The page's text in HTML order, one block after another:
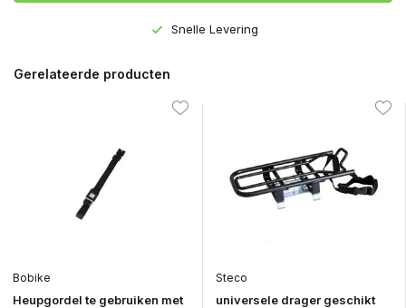
Snelle Levering
Gerelateerde producten
Bobike
Heupgordel te gebruiken met
Steco
universele drager geschikt